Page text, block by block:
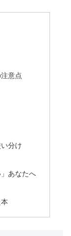
意点
分け
あなたへ